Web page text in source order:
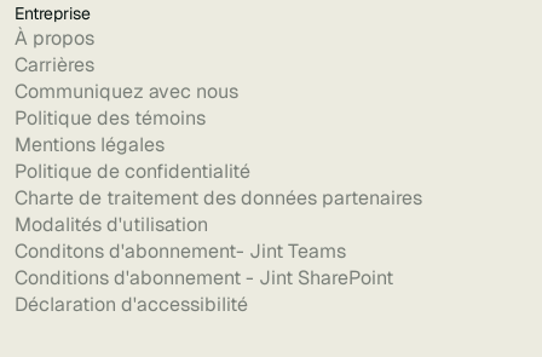
Entreprise
À propos
Carrières
Communiquez avec nous
Politique des témoins
Mentions légales
Politique de confidentialité
Charte de traitement des données partenaires
Modalités d'utilisation
Conditons d'abonnement- Jint Teams
Conditions d'abonnement - Jint SharePoint
Déclaration d'accessibilité